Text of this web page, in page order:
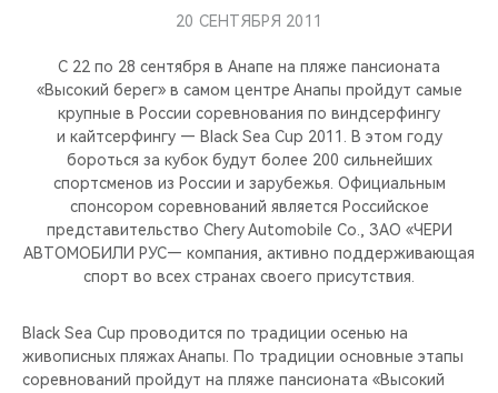
СЕДАНЫ
НОВИНКИ
ПОДДЕРЖКА
CHERY CONNECT
CHERY В СОЦСЕТЯХ
ЛЮДИ CHERY
БЛАГОТВОРИТЕЛЬНОСТЬ
CHERY CONNECT
CHERY И СПОРТ
20 СЕНТЯБРЯ 2011
С 22 по 28 сентября в Анапе на пляже пансионата
«Высокий берег» в самом центре Анапы пройдут самые
крупные в России соревнования по виндсерфингу
и кайтсерфингу — Black Sea Cup 2011. В этом году
бороться за кубок будут более 200 сильнейших
спортсменов из России и зарубежья. Официальным
спонсором соревнований является Российское
представительство Chery Automobile Co., ЗАО «ЧЕРИ
АВТОМОБИЛИ РУС— компания, активно поддерживающая
спорт во всех странах своего присутствия.
Black Sea Cup проводится по традиции осенью на
живописных пляжах Анапы. По традиции основные этапы
соревнований пройдут на пляже пансионата «Высокий